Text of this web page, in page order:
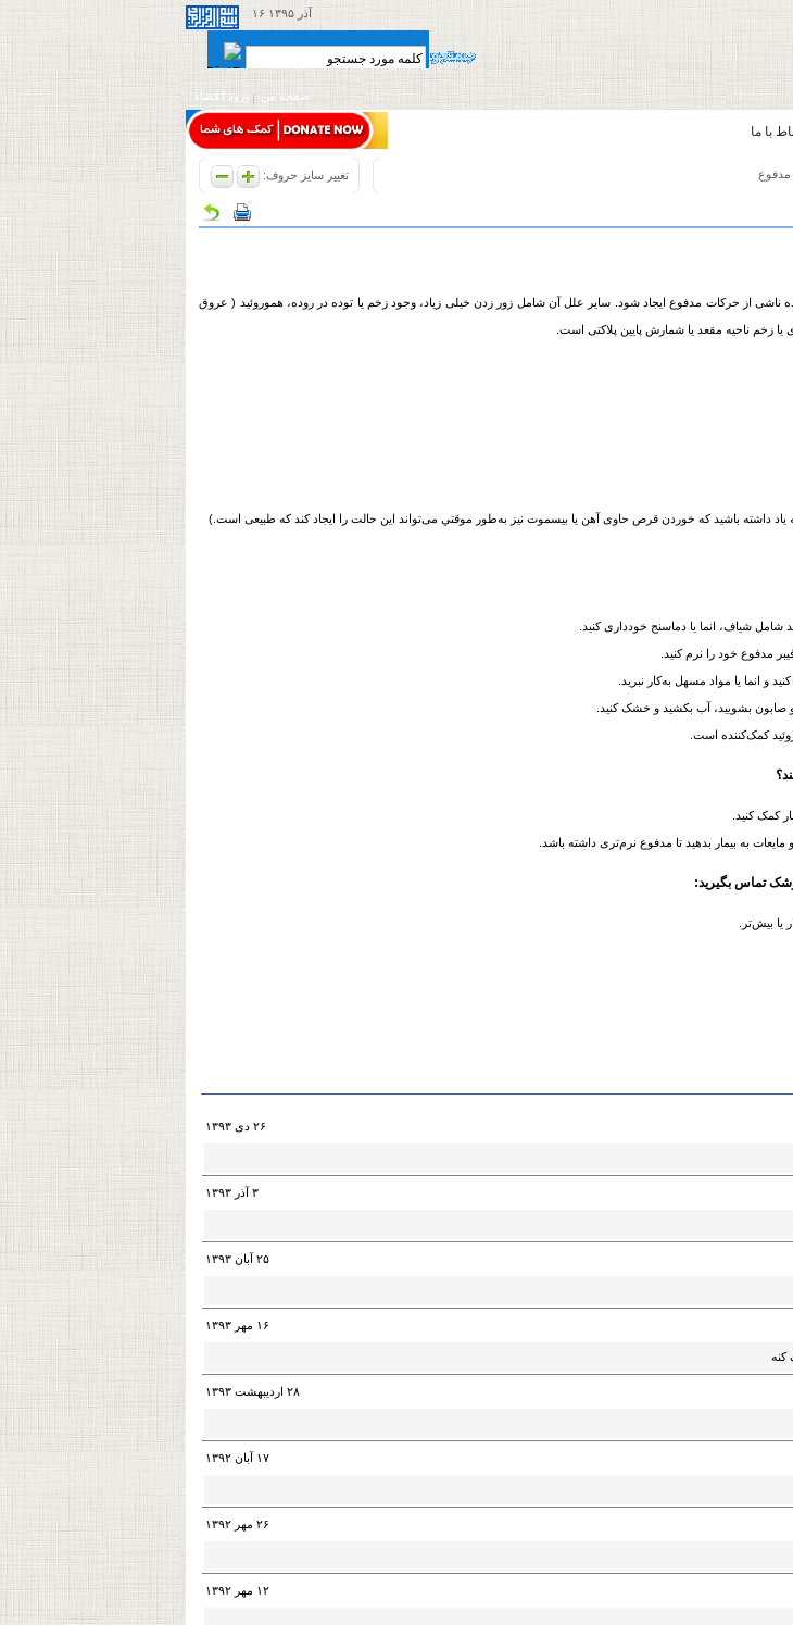
۱۶ آذر ۱۳۹۵
صفحه من ورود اعضاء
با ما
تغییر سایز حروف:
ناشی از حرکات مدفوع ایجاد شود. سایر علل آن شامل زور زدن خیلی زیاد، وجود زخم یا توده در روده، هموروئید ( عروق
زخم ناحیه مقعد یا شمارش پایین پلاکتی است.
یاد داشته باشید که خوردن قرص حاوی آهن یا بیسموت نیز به‌طور موقتي می‌‌‌تواند این حالت را ایجاد کند که طبیعی است.)
شیاف، انما یا دماسنج خودداری کنید.
مدفوع خود را نرم کنید.
و انما یا مواد مسهل به‌کار نبرید.
صابون بشويید، آب بکشید و خشک کنید.
کمک‌کننده است.
کمک کنید.
به بیمار بدهید تا مدفوع نرم‌تری داشته باشد.
تماس بگیرید:
۲۶ دی ۱۳۹۳
۳ آذر ۱۳۹۳
۲۵ آبان ۱۳۹۳
۱۶ مهر ۱۳۹۳
کنه
۲۸ اردیبهشت ۱۳۹۳
۱۷ آبان ۱۳۹۲
۲۶ مهر ۱۳۹۲
۱۲ مهر ۱۳۹۲